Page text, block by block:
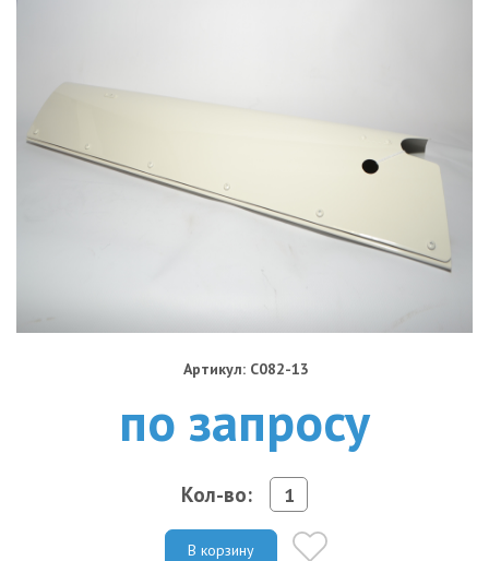
Артикул: C082-13
по запросу
Кол-во:
В корзину